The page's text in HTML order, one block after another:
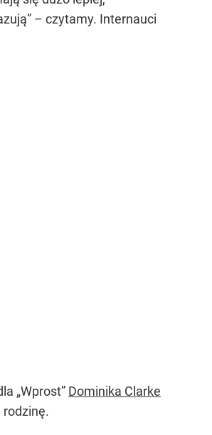
– czytamy. Internauci
„Wprost” Dominika Clarke